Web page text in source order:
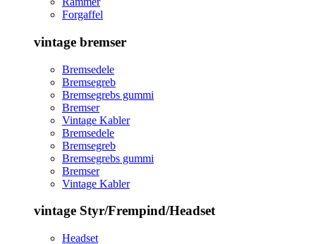
Forgaffel
vintage bremser
Bremsedele
Bremsegreb
Bremsegrebs gummi
Bremser
Vintage Kabler
Bremsedele
Bremsegreb
Bremsegrebs gummi
Bremser
Vintage Kabler
vintage Styr/Frempind/Headset
Headset